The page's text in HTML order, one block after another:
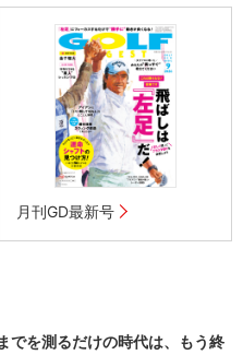
月刊GD最新号
でを測るだけの時代は、もう終